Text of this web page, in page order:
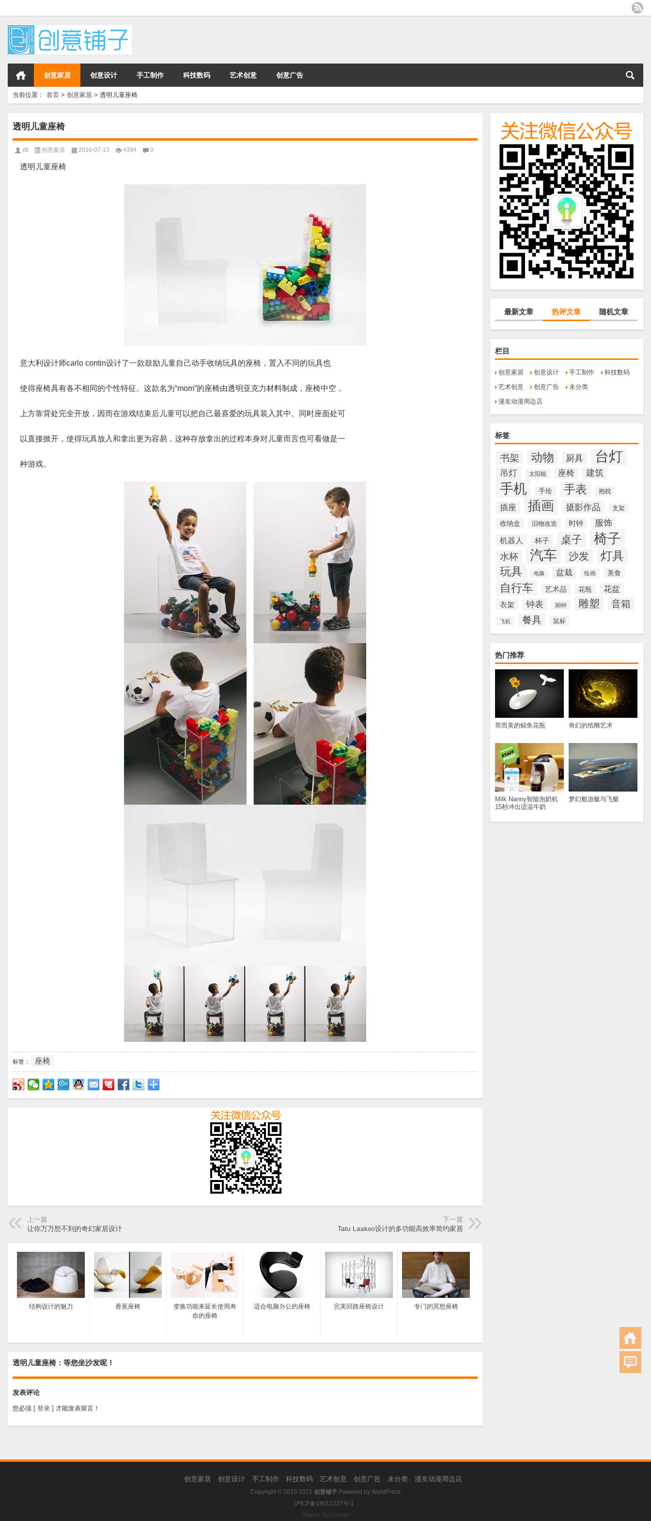
创意家居 创意设计 手工制作 科技数码 艺术创意 创意广告
当前位置： 首页 > 创意家居 > 透明儿童座椅
最新文章 热评文章 随机文章
栏目
创意家居 创意设计 手工制作
科技数码
艺术创意
创意广告
未分类
漫友动漫周边店
标签
书架 动物 厨具 台灯
吊灯 太阳能 座椅 建筑
手机 手绘 手表 抱枕
插座 插画 摄影作品 支架
收纳盒 旧物改造 时钟 服饰
机器人 杯子 桌子 椅子
水杯 汽车 沙发 灯具
玩具 电脑 盆栽 绘画 美食
自行车 艺术品 花瓶 花盆
衣架 钟表 闹钟 雕塑 音箱
飞机 餐具 鼠标
热门推荐
简而美的鲸鱼花瓶 奇幻的纸雕艺术
Milk Nanny智能泡奶机
15秒冲出适温牛奶
梦幻般游艇与飞艇
透明儿童座椅
xtt 创意家居 2016-07-13 4394 0
透明儿童座椅
意大利设计师carlo contin设计了一款鼓励儿童自己动手收纳玩具的座椅，置入不同的玩具也
使得座椅具有各不相同的个性特征。这款名为“mom”的座椅由透明亚克力材料制成，座椅中空，
上方靠背处完全开放，因而在游戏结束后儿童可以把自己最喜爱的玩具装入其中。同时座面处可
以直接掀开，使得玩具放入和拿出更为容易，这种存放拿出的过程本身对儿童而言也可看做是一
种游戏。
标签： 座椅
上一篇
让你万万想不到的奇幻家居设计
下一篇
Tatu Laakso设计的多功能高效率简约家居
结构设计的魅力 香蕉座椅
变换功能来延长使用寿
命的座椅
适合电脑办公的座椅 完美回路座椅设计 专门的冥想座椅
透明儿童座椅：等您坐沙发呢！
发表评论
您必须 [ 登录 ] 才能发表留言！
创意家居 创意设计 手工制作 科技数码 艺术创意 创意广告 未分类 漫友动漫周边店
Copyright © 2010-2021 创意铺子 Powered by WordPress
沪ICP备19011327号-1
Theme By Loome